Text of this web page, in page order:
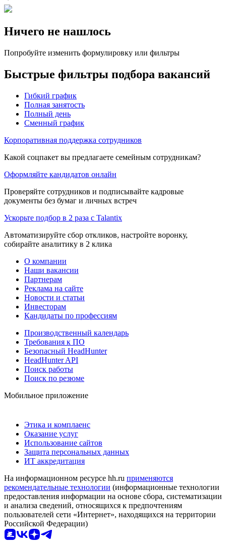
Ничего не нашлось
Попробуйте изменить формулировку или фильтры
Быстрые фильтры подбора вакансий
Гибкий график
Полная занятость
Полный день
Сменный график
Корпоративная поддержка сотрудников
Какой соцпакет вы предлагаете семейным сотрудникам?
Оформляйте кандидатов онлайн
Проверяйте сотрудников и подписывайте кадровые
документы без бумаг и личных встреч
Ускорьте подбор в 2 раза с Talantix
Автоматизируйте сбор откликов, настройте воронку,
собирайте аналитику в 2 клика
О компании
Наши вакансии
Партнерам
Реклама на сайте
Новости и статьи
Инвесторам
Кандидаты по профессиям
Производственный календарь
Требования к ПО
Безопасный HeadHunter
HeadHunter API
Поиск работы
Поиск по резюме
Мобильное приложение
Этика и комплаенс
Оказание услуг
Использование сайтов
Защита персональных данных
ИТ аккредитация
На информационном ресурсе hh.ru применяются
рекомендательные технологии (информационные технологии
предоставления информации на основе сбора, систематизации
и анализа сведений, относящихся к предпочтениям
пользователей сети «Интернет», находящихся на территории
Российской Федерации)